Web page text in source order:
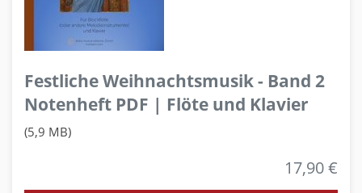
Festliche Weihnachtsmusik - Band 2
Notenheft PDF | Flöte und Klavier
(5,9 MB)
17,90 €